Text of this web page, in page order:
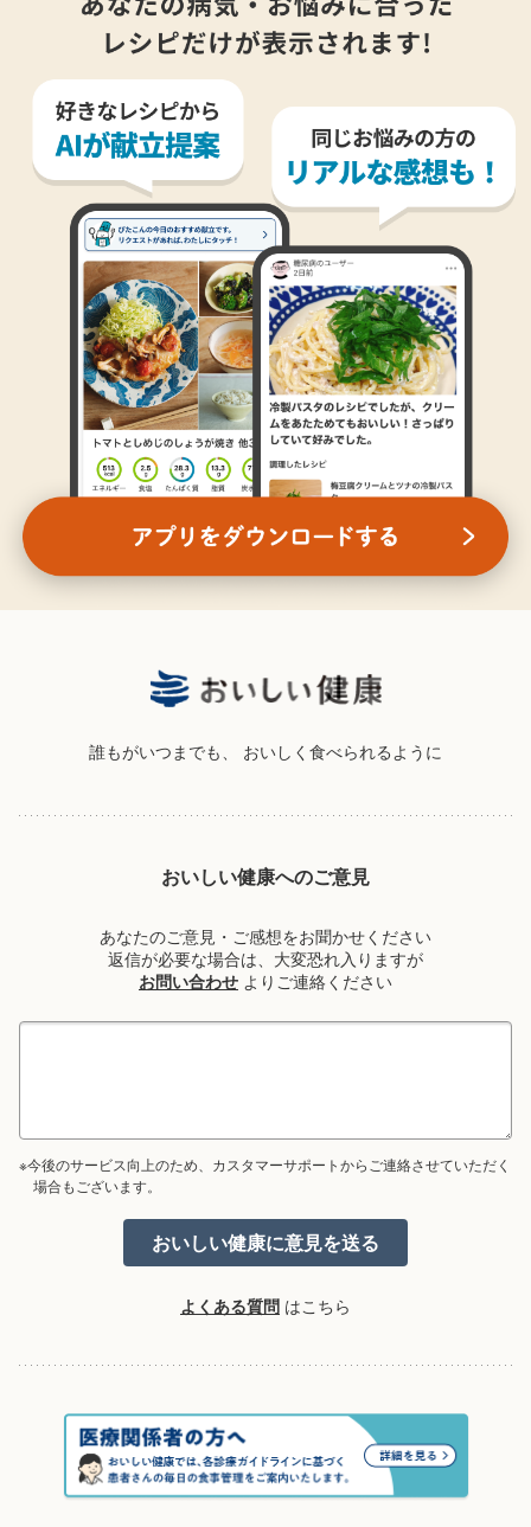
誰もがいつまでも、 おいしく食べられるように
おいしい健康へのご意見
あなたのご意見・ご感想をお聞かせください
返信が必要な場合は、大変恐れ入りますが
お問い合わせ よりご連絡ください
※今後のサービス向上のため、カスタマーサポートからご連絡させていただく
場合もございます。
よくある質問 はこちら